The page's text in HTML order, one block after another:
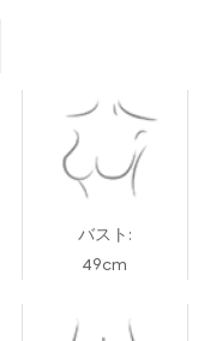
バスト:
49cm